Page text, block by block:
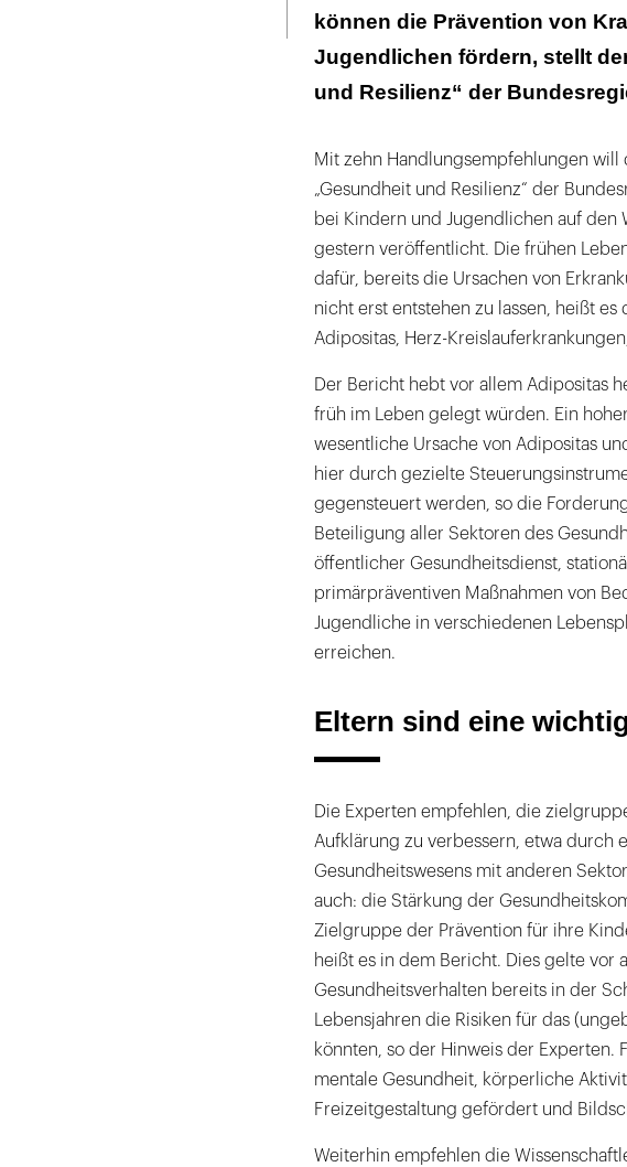
Apps, Spiele und Gadgets
können die Prävention von
Jugendlichen fördern, stellt
und Resilienz“ der
Mit zehn Handlungsempfehlungen
„Gesundheit und Resilienz“ der
bei Kindern und Jugendlichen auf
gestern veröffentlicht. Die frühen
dafür, bereits die Ursachen von
nicht erst entstehen zu lassen, heißt
Adipositas, Herz-
Der Bericht hebt vor allem Adipositas
früh im Leben gelegt würden. Ein
wesentliche Ursache von Adipositas
hier durch gezielte
gegensteuert werden, so die
Beteiligung aller Sektoren des
öffentlicher Gesundheitsdienst,
primärpräventiven Maßnahmen von
Jugendliche in verschiedenen
erreichen.
Eltern sind eine
Die Experten empfehlen, die
Aufklärung zu verbessern, etwa durch
Gesundheitswesens mit anderen
auch: die Stärkung der
Zielgruppe der Prävention für ihre
heißt es in dem Bericht. Dies gelte vor
Gesundheitsverhalten bereits in der
Lebensjahren die Risiken für das
könnten, so der Hinweis der Experten.
mentale Gesundheit, körperliche
Freizeitgestaltung gefördert und
Weiterhin empfehlen die